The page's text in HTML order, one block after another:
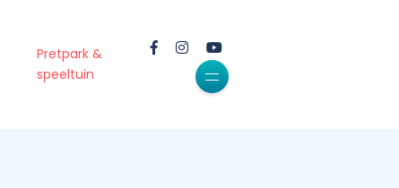
Pretpark &
speeltuin